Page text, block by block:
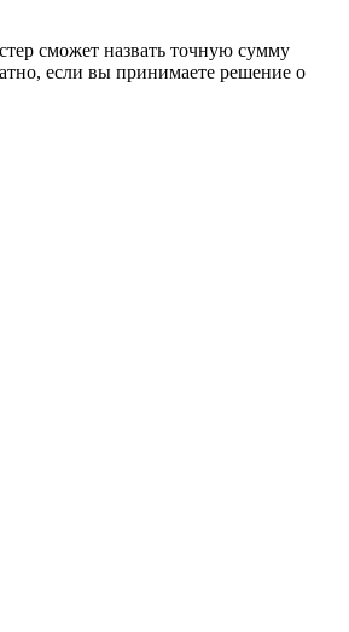
сможет назвать точную сумму
если вы принимаете решение о